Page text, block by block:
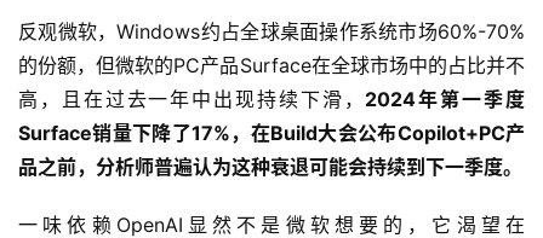
反观微软，Windows约占全球桌面操作系统市场60%-70%
的份额，但微软的PC产品Surface在全球市场中的占比并不
高，且在过去一年中出现持续下滑， 2024年第一季度
Surface销量下降了17%，在Build大会公布Copilot+PC产
品之前，分析师普遍认为这种衰退可能会持续到下一季度。
一味依赖OpenAI显然不是微软想要的，它渴望在